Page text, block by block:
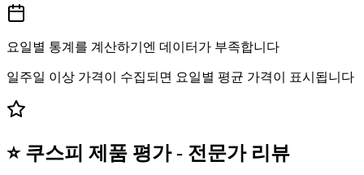
요일별 통계를 계산하기엔 데이터가 부족합니다
일주일 이상 가격이 수집되면 요일별 평균 가격이 표시됩니다
⭐ 쿠스피 제품 평가 - 전문가 리뷰